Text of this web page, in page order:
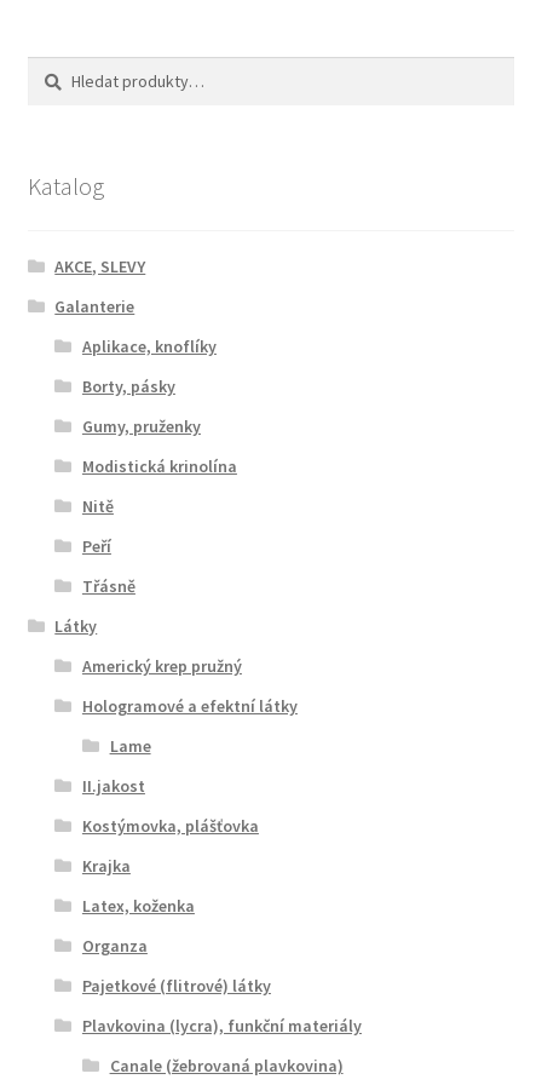
Hledat:
Hledat
Katalog
AKCE, SLEVY
Galanterie
Aplikace, knoflíky
Borty, pásky
Gumy, pruženky
Modistická krinolína
Nitě
Peří
Třásně
Látky
Americký krep pružný
Hologramové a efektní látky
Lame
II.jakost
Kostýmovka, plášťovka
Krajka
Latex, koženka
Organza
Pajetkové (flitrové) látky
Plavkovina (lycra), funkční materiály
Canale (žebrovaná plavkovina)